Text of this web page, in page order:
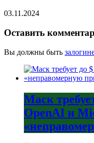
03.11.2024
Оставить
Вы должны быть
Маск
OpenAI и